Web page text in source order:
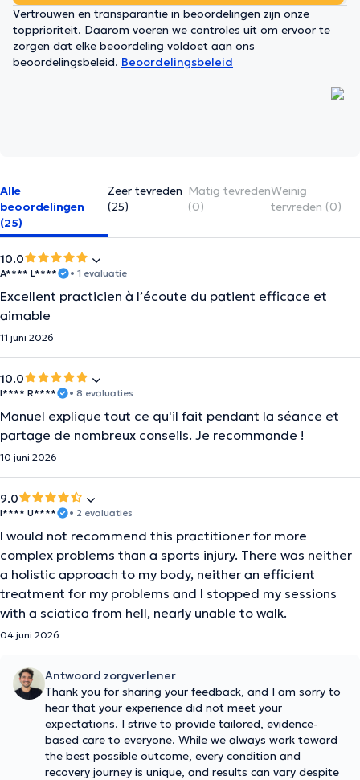
Vertrouwen en transparantie in beoordelingen zijn onze
topprioriteit. Daarom voeren we controles uit om ervoor te
zorgen dat elke beoordeling voldoet aan ons
beoordelingsbeleid. Beoordelingsbeleid
Alle
beoordelingen
(25)
Zeer tevreden
(25)
Matig tevreden
(0)
Weinig
tervreden (0)
10.0
A**** L**** • 1 evaluatie
Excellent practicien à l’écoute du patient efficace et
aimable
11 juni 2026
10.0
I**** R**** • 8 evaluaties
Manuel explique tout ce qu'il fait pendant la séance et
partage de nombreux conseils. Je recommande !
10 juni 2026
9.0
I**** U**** • 2 evaluaties
I would not recommend this practitioner for more
complex problems than a sports injury. There was neither
a holistic approach to my body, neither an efficient
treatment for my problems and I stopped my sessions
with a sciatica from hell, nearly unable to walk.
04 juni 2026
Antwoord zorgverlener
Thank you for sharing your feedback, and I am sorry to
hear that your experience did not meet your
expectations. I strive to provide tailored, evidence-
based care to everyone. While we always work toward
the best possible outcome, every condition and
recovery journey is unique, and results can vary despite